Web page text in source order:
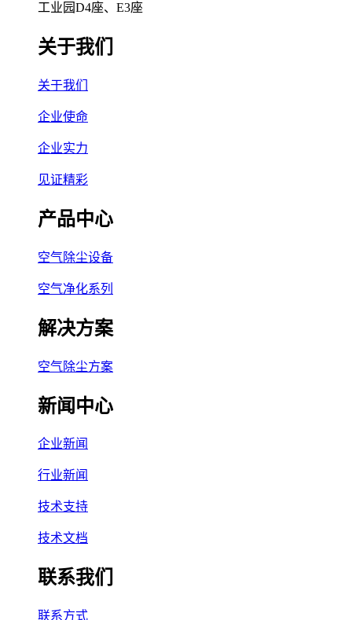
工业园D4座、E3座
关于我们
关于我们
企业使命
企业实力
见证精彩
产品中心
空气除尘设备
空气净化系列
解决方案
空气除尘方案
新闻中心
企业新闻
行业新闻
技术支持
技术文档
联系我们
联系方式